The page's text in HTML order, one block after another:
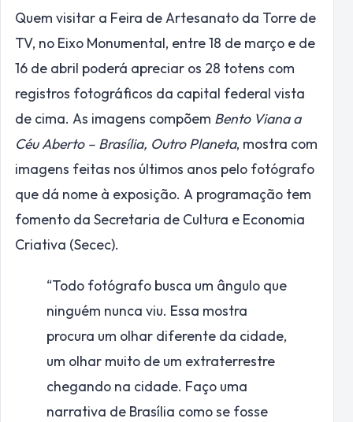
Quem visitar a Feira de Artesanato da Torre de
TV, no Eixo Monumental, entre 18 de março e de
16 de abril poderá apreciar os 28 totens com
registros fotográficos da capital federal vista
de cima. As imagens compõem Bento Viana a
Céu Aberto – Brasília, Outro Planeta, mostra com
imagens feitas nos últimos anos pelo fotógrafo
que dá nome à exposição. A programação tem
fomento da Secretaria de Cultura e Economia
Criativa (Secec).
“Todo fotógrafo busca um ângulo que
ninguém nunca viu. Essa mostra
procura um olhar diferente da cidade,
um olhar muito de um extraterrestre
chegando na cidade. Faço uma
narrativa de Brasília como se fosse